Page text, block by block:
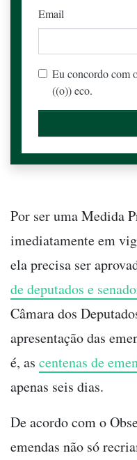
Email
Eu concordo com
((o)) eco.
Por ser uma Medida
imediatamente em
ela precisa ser
de deputados e
Câmara dos
apresentação das
é, as centenas de
apenas seis dias.
De acordo com o
emendas não só